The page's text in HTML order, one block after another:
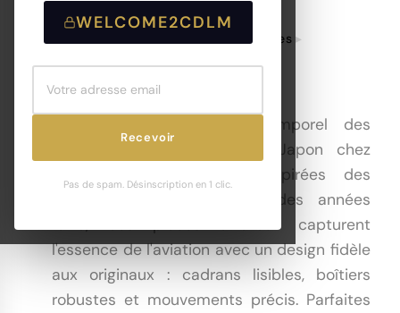
WELCOME2CDLM
Recevoir
Pas de spam. Désinscription en 1 clic.
Marques
M.R.M.W. Aviateur Militaire
Plongez dans l'univers intemporel des
montres M.R.M.W., nées au Japon chez
Montre Roroi Co., Ltd. Inspirées des
modèles militaires vintage des années
1940, ces pièces aviateur capturent
l'essence de l'aviation avec un design fidèle
aux originaux : cadrans lisibles, boîtiers
robustes et mouvements précis. Parfaites